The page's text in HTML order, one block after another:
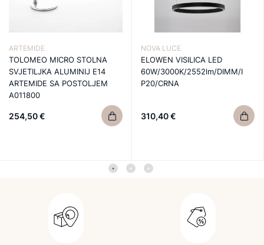
ARTEMIDE
TOLOMEO MICRO STOLNA
SVJETILJKA ALUMINIJ E14
ARTEMIDE SA POSTOLJEM
A011800
254,50 €
NOVA LUCE
ELOWEN VISILICA LED
60W/3000K/2552lm/DIMM/I
P20/CRNA
310,40 €